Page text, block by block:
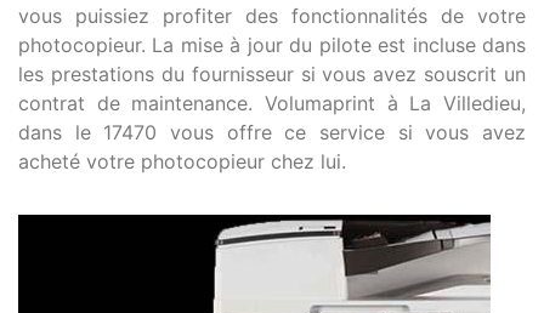
vous puissiez profiter des fonctionnalités de votre
photocopieur. La mise à jour du pilote est incluse dans
les prestations du fournisseur si vous avez souscrit un
contrat de maintenance. Volumaprint à La Villedieu,
dans le 17470 vous offre ce service si vous avez
acheté votre photocopieur chez lui.